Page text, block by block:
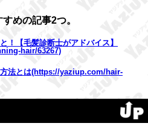
めの記事2つ。
！【毛髪診断士がアドバイス】
hair/63267)
法とは(https://yaziup.com/hair-